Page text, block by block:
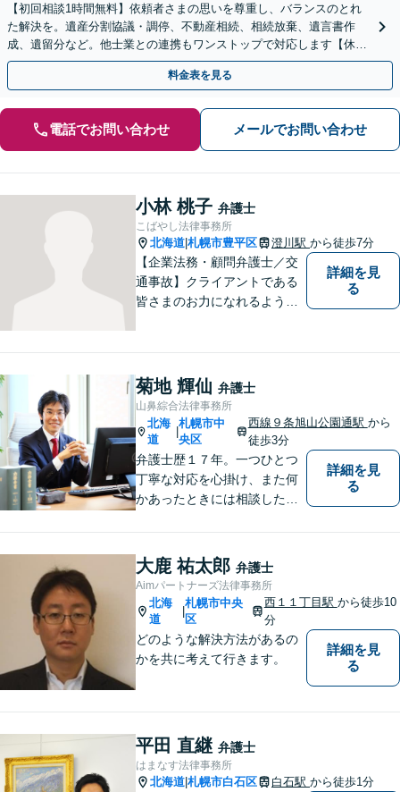
【初回相談1時間無料】依頼者さまの思いを尊重し、バランスのとれ
た解決を。遺産分割協議・調停、不動産相続、相続放棄、遺言書作
成、遺留分など。他士業との連携もワンストップで対応します【休
日・夜間面談OK】【すすきの駅2分】
料金表を見る
電話でお問い合わせ メールでお問い合わせ
小林 桃子 弁護士
こばやし法律事務所
北海道 札幌市豊平区 澄川駅 から徒歩7分
【企業法務・顧問弁護士／交
通事故】クライアントである
皆さまのお力になれるよう全
詳細を見
る
菊地 輝仙 弁護士
山鼻綜合法律事務所
北海
道
札幌市中
央区
西線９条旭山公園通駅 から
徒歩3分
弁護士歴１７年。一つひとつ
丁寧な対応を心掛け、また何
かあったときには相談したい
大事にしています。相続、民
事事件、中小企業の支援など
詳細を見
る
大鹿 祐太郎 弁護士
Aimパートナーズ法律事務所
北海
道
札幌市中央
区
西１１丁目駅 から徒歩10
分
どのような解決方法があるの
かを共に考えて行きます。
詳細を見
る
平田 直継 弁護士
はまなす法律事務所
北海道 札幌市白石区 白石駅 から徒歩1分